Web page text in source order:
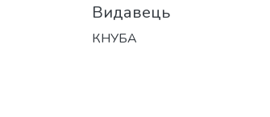
Видавець
КНУБА